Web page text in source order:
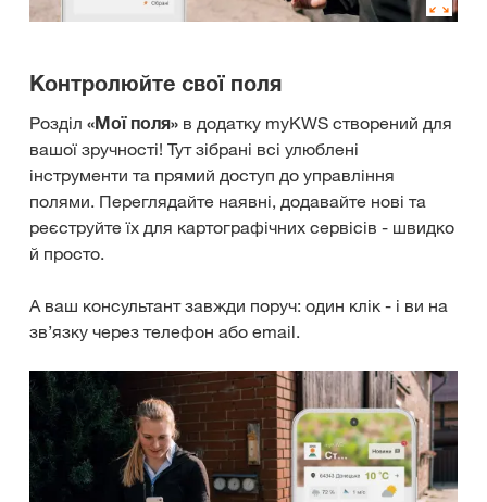
Контролюйте свої поля
Розділ «Мої поля» в додатку myKWS створений для
вашої зручності! Тут зібрані всі улюблені
інструменти та прямий доступ до управління
полями. Переглядайте наявні, додавайте нові та
реєструйте їх для картографічних сервісів - швидко
й просто.
А ваш консультант завжди поруч: один клік - і ви на
зв’язку через телефон або email.